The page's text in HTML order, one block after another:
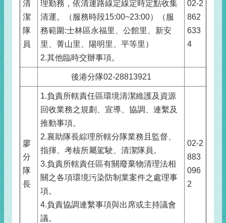
清
潔
隊
員
理勤務，依清運路線定線定時定點收集
清運。（服務時段15:00~23:00）（服
務範圍:士林區永福里、公館里、新安
里、菁山里、陽明里、平等里）
2.其他臨時交辦事項。
02-2
862
633
4
後港分隊02-28813921
廖
分
隊
長
1.負責所轄責任區環境清潔維護及資源
回收業務之規劃、宣導、協調、連繫及
推動事項。
2.襄助隊長綜理所轄分隊業務且監督、
指揮、考核所屬駕駛、清潔隊員。
3.負責所轄責任區有關廢棄物清理法相
關之各項環境污染防制業案件之處理事
項。
4.負責協調連繫事項與出席或主持議會
議。
02-2
883
096
2